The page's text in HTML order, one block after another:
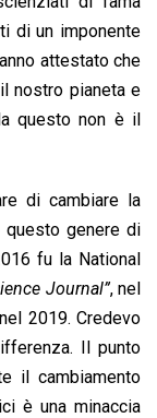
di un imponente
attestato che
nostro pianeta e
questo non è il
di cambiare la
questo genere di
fu la National
Journal”, nel
2019. Credevo
Il punto
il cambiamento
è una minaccia